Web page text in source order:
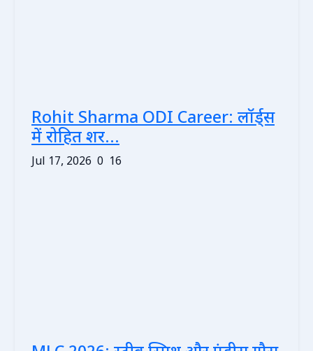
Rohit Sharma ODI Career: लॉर्ड्स
में रोहित शर...
Jul 17, 2026 0 16